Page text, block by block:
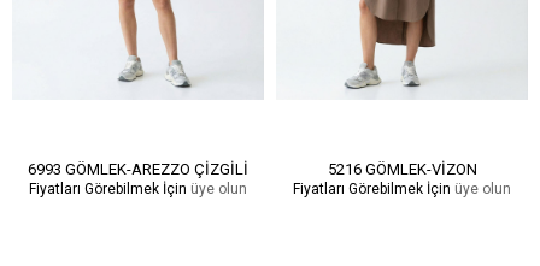
6993 GÖMLEK-AREZZO ÇİZGİLİ
Fiyatları Görebilmek İçin üye olun
5216 GÖMLEK-VİZON
Fiyatları Görebilmek İçin üye olun